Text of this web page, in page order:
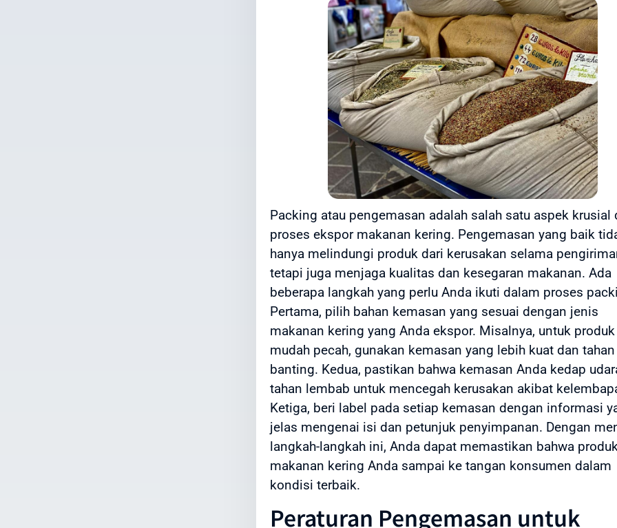
Packing atau pengemasan adalah salah satu aspek krusial
proses ekspor makanan kering. Pengemasan yang baik
hanya melindungi produk dari kerusakan selama
tetapi juga menjaga kualitas dan kesegaran makanan. Ada
beberapa langkah yang perlu Anda ikuti dalam proses
Pertama, pilih bahan kemasan yang sesuai dengan jenis
makanan kering yang Anda ekspor. Misalnya, untuk
mudah pecah, gunakan kemasan yang lebih kuat dan tahan
banting. Kedua, pastikan bahwa kemasan Anda kedap
tahan lembab untuk mencegah kerusakan akibat
Ketiga, beri label pada setiap kemasan dengan informasi
jelas mengenai isi dan petunjuk penyimpanan. Dengan
langkah-langkah ini, Anda dapat memastikan bahwa produk
makanan kering Anda sampai ke tangan konsumen dalam
kondisi terbaik.
Peraturan Pengemasan untuk